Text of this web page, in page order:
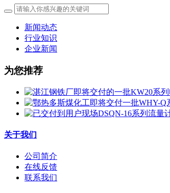
新闻动态
行业知识
企业新闻
为您推荐
关于我们
公司简介
在线反馈
联系我们